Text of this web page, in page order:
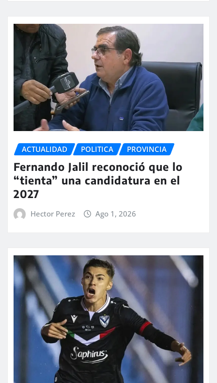
ACTUALIDAD POLITICA PROVINCIA
Fernando Jalil reconoció que lo
“tienta” una candidatura en el
2027
Hector Perez Ago 1, 2026